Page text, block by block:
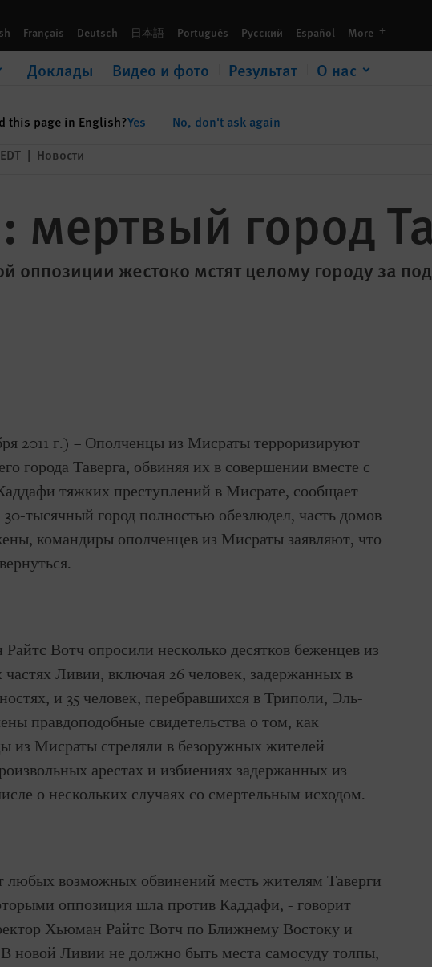
Français Deutsch 日本語 Português Русский Español More languages
Доклады Видео и фото Результат О нас
this page in English?Yes No, don't ask again
| Новости
мертвый город
оппозиции жестоко мстят целому городу за
2011 г.) – Ополченцы из Мисраты терроризируют
города Таверга, обвиняя их в совершении вместе с
тяжких преступлений в Мисрате, сообщает
тысячный город полностью обезлюдел, часть домов
командиры ополченцев из Мисраты заявляют, что
Вотч опросили несколько десятков беженцев из
частях Ливии, включая 26 человек, задержанных в
и 35 человек, перебравшихся в Триполи, Эль-
правдоподобные свидетельства о том, как
из Мисраты стреляли в безоружных жителей
арестах и избиениях задержанных из
о нескольких случаях со смертельным исходом.
любых возможных обвинений месть жителям Таверги
оппозиция шла против Каддафи, - говорит
Хьюман Райтс Вотч по Ближнему Востоку и
новой Ливии не должно быть места самосуду толпы,